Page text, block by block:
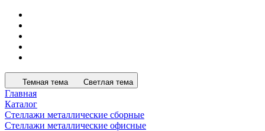
Темная тема Светлая тема
Главная
Каталог
Стеллажи металлические сборные
Стеллажи металлические офисные